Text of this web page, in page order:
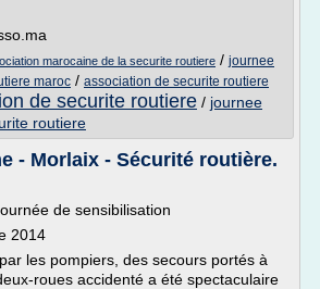
marocaine de la securite routiere / journee
maroc / association de securite routiere
de securite routiere / journee
routiere
- Morlaix - Sécurité routière.
de sensibilisation
2014
les pompiers, des secours portés à
roues accidenté a été spectaculaire